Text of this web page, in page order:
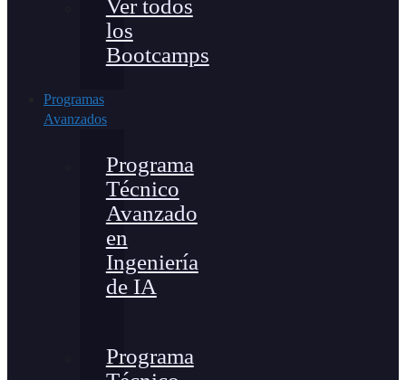
Ver todos
los
Bootcamps
Programas
Avanzados
Programa
Técnico
Avanzado
en
Ingeniería
de IA
Programa